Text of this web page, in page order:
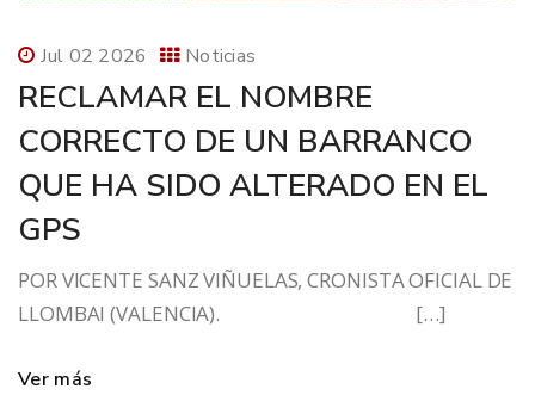
Jul 02 2026 Noticias
RECLAMAR EL NOMBRE
CORRECTO DE UN BARRANCO
QUE HA SIDO ALTERADO EN EL
GPS
POR VICENTE SANZ VIÑUELAS, CRONISTA OFICIAL DE
LLOMBAI (VALENCIA). […]
Ver más